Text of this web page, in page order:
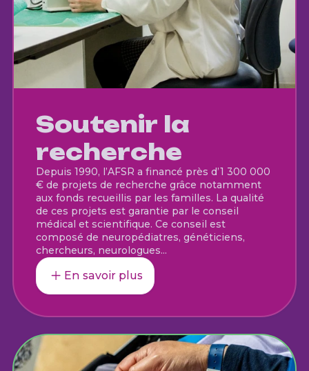
Soutenir la
recherche
Depuis 1990, l’AFSR a financé près d’1 300 000
€ de projets de recherche grâce notamment
aux fonds recueillis par les familles. La qualité
de ces projets est garantie par le conseil
médical et scientifique. Ce conseil est
composé de neuropédiatres, généticiens,
chercheurs, neurologues…
En savoir plus